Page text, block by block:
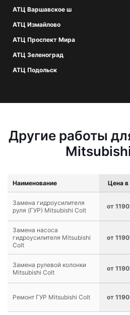
АТЦ Варшавское ш
АТЦ Измайлово
АТЦ Проспект Мира
АТЦ Зеленоград
АТЦ Подольск
Другие работы
Наименование Цена в
Замена гидроусилителя
руля (ГУР) Mitsubishi Colt
от
Замена насоса
гидроусилителя Mitsubishi
Colt
от
Замена рулевой колонки
Mitsubishi Colt
от
Ремонт ГУР Mitsubishi Colt от